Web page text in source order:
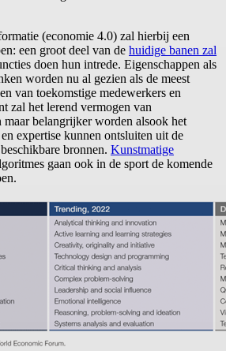
(economie 4.0) zal hierbij een
een groot deel van de huidige banen zal
doen hun intrede. Eigenschappen als
worden nu al gezien als de meest
van toekomstige medewerkers en
zal het lerend vermogen van
maar belangrijker worden alsook het
expertise kunnen ontsluiten uit de
bronnen. Kunstmatige
gaan ook in de sport de komende